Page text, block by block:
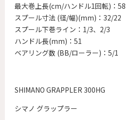
最大巻上長(cm/ハンドル1回転)：58
スプール寸法 (径/幅)(mm)：32/22
スプール下巻ライン：1/3、2/3
ハンドル長(mm)：51
ベアリング数 (BB/ローラー)：5/1
SHIMANO GRAPPLER 300HG
シマノ グラップラー